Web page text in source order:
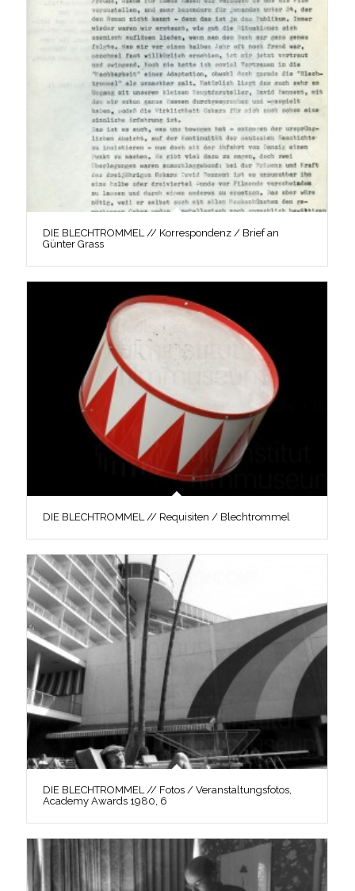
DIE BLECHTROMMEL // Korrespondenz / Brief an
Günter Grass
DIE BLECHTROMMEL // Requisiten / Blechtrommel
DIE BLECHTROMMEL // Fotos / Veranstaltungsfotos,
Academy Awards 1980, 6